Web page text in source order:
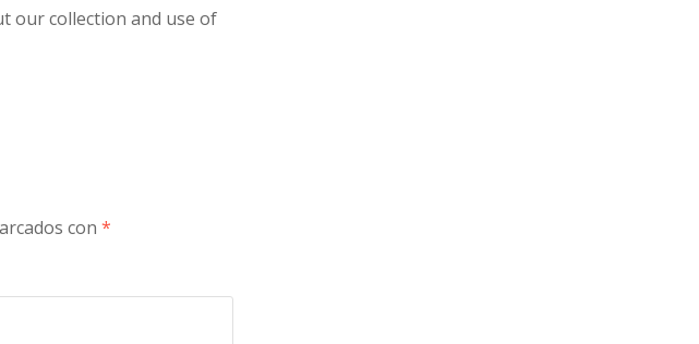
our collection and use of
con *